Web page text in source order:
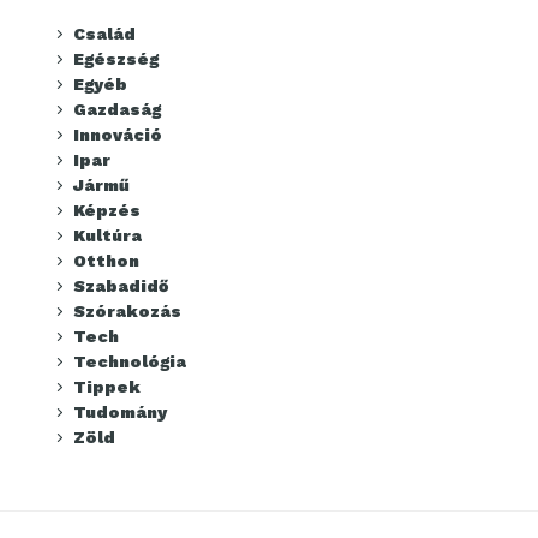
Család
Egészség
Egyéb
Gazdaság
Innováció
Ipar
Jármű
Képzés
Kultúra
Otthon
Szabadidő
Szórakozás
Tech
Technológia
Tippek
Tudomány
Zöld